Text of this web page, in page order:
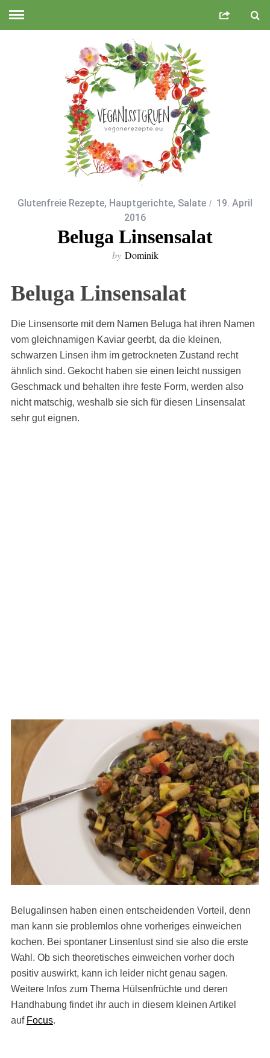
Glutenfreie Rezepte, Hauptgerichte, Salate
19. April
2016
Beluga Linsensalat
by Dominik
Beluga Linsensalat
Die Linsensorte mit dem Namen Beluga hat ihren Namen
vom gleichnamigen Kaviar geerbt, da die kleinen,
schwarzen Linsen ihm im getrockneten Zustand recht
ähnlich sind. Gekocht haben sie einen leicht nussigen
Geschmack und behalten ihre feste Form, werden also
nicht matschig, weshalb sie sich für diesen Linsensalat
sehr gut eignen.
Belugalinsen haben einen entscheidenden Vorteil, denn
man kann sie problemlos ohne vorheriges einweichen
kochen. Bei spontaner Linsenlust sind sie also die erste
Wahl. Ob sich theoretisches einweichen vorher doch
positiv auswirkt, kann ich leider nicht genau sagen.
Weitere Infos zum Thema Hülsenfrüchte und deren
Handhabung findet ihr auch in diesem kleinen Artikel
auf Focus.